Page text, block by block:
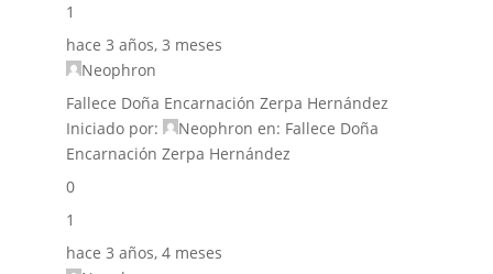
1
hace 3 años, 3 meses
Neophron
Fallece Doña Encarnación Zerpa Hernández
Iniciado por:
Neophron en: Fallece Doña
Encarnación Zerpa Hernández
0
1
hace 3 años, 4 meses